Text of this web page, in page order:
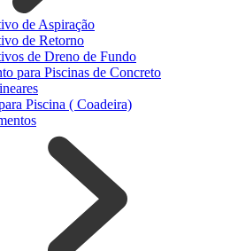
de Aspiração
de Retorno
de Dreno de Fundo
para Piscinas de Concreto
Piscina ( Coadeira)